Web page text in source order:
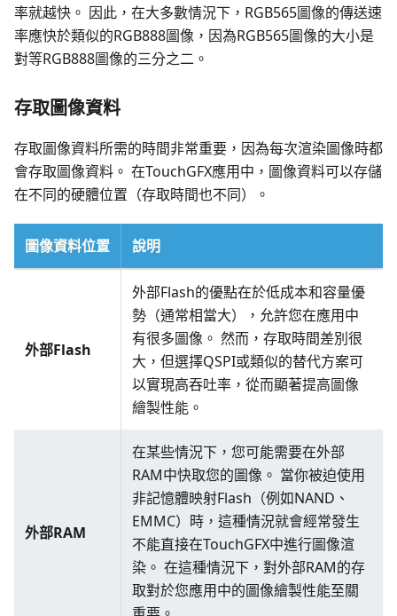
率就越快。 因此，在大多數情況下，RGB565圖像的傳送速
率應快於類似的RGB888圖像，因為RGB565圖像的大小是
對等RGB888圖像的三分之二。
存取圖像資料
存取圖像資料所需的時間非常重要，因為每次渲染圖像時都
會存取圖像資料。 在TouchGFX應用中，圖像資料可以存儲
在不同的硬體位置（存取時間也不同）。
圖像資料位置 說明
外部Flash
外部Flash的優點在於低成本和容量優
勢（通常相當大），允許您在應用中
有很多圖像。 然而，存取時間差別很
大，但選擇QSPI或類似的替代方案可
以實現高吞吐率，從而顯著提高圖像
繪製性能。
外部RAM
在某些情況下，您可能需要在外部
RAM中快取您的圖像。 當你被迫使用
非記憶體映射Flash（例如NAND、
EMMC）時，這種情況就會經常發生
不能直接在TouchGFX中進行圖像渲
染。 在這種情況下，對外部RAM的存
取對於您應用中的圖像繪製性能至關